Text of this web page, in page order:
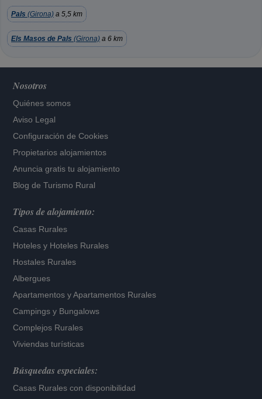
Pals (Girona) a 5,5 km
Els Masos de Pals (Girona) a 6 km
Nosotros
Quiénes somos
Aviso Legal
Configuración de Cookies
Propietarios alojamientos
Anuncia gratis tu alojamiento
Blog de Turismo Rural
Tipos de alojamiento:
Casas Rurales
Hoteles y Hoteles Rurales
Hostales Rurales
Albergues
Apartamentos yApartamentos Rurales
Campings y Bungalows
Complejos Rurales
Viviendas turísticas
Búsquedas especiales:
Casas Rurales con disponibilidad